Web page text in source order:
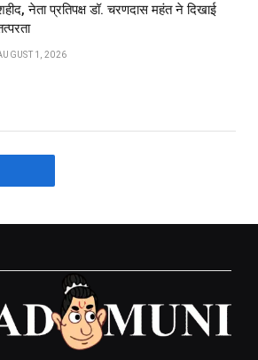
नेता प्रतिपक्ष डॉ. चरणदास महंत ने दिखाई
1, 2026